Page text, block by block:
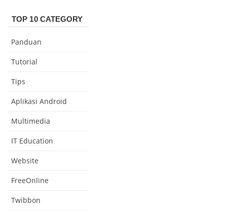
TOP 10 CATEGORY
Panduan
Tutorial
Tips
Aplikasi Android
Multimedia
IT Education
Website
FreeOnline
Twibbon